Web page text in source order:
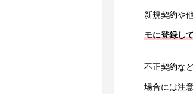
新規契約や
モに登録し
不正契約な
場合には注